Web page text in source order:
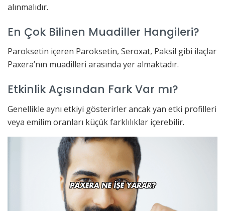
alınmalıdır.
En Çok Bilinen Muadiller Hangileri?
Paroksetin içeren Paroksetin, Seroxat, Paksil gibi ilaçlar
Paxera’nın muadilleri arasında yer almaktadır.
Etkinlik Açısından Fark Var mı?
Genellikle aynı etkiyi gösterirler ancak yan etki profilleri
veya emilim oranları küçük farklılıklar içerebilir.